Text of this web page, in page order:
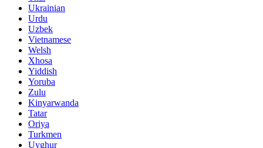
Ukrainian
Urdu
Uzbek
Vietnamese
Welsh
Xhosa
Yiddish
Yoruba
Zulu
Kinyarwanda
Tatar
Oriya
Turkmen
Uyghur